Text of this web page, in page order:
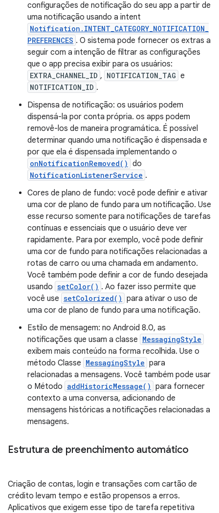
configurações de notificação do seu app a partir de
uma notificação usando a intent
Notification.INTENT_CATEGORY_NOTIFICATION_
PREFERENCES . O sistema pode fornecer os extras a
seguir com a intenção de filtrar as configurações
que o app precisa exibir para os usuários:
EXTRA_CHANNEL_ID , NOTIFICATION_TAG e
NOTIFICATION_ID .
Dispensa de notificação: os usuários podem
dispensá-la por conta própria. os apps podem
removê-los de maneira programática. É possível
determinar quando uma notificação é dispensada e
por que ela é dispensada implementando o
onNotificationRemoved() do
NotificationListenerService .
Cores de plano de fundo: você pode definir e ativar
uma cor de plano de fundo para um notificação. Use
esse recurso somente para notificações de tarefas
contínuas e essenciais que o usuário deve ver
rapidamente. Para por exemplo, você pode definir
uma cor de fundo para notificações relacionadas a
rotas de carro ou uma chamada em andamento.
Você também pode definir a cor de fundo desejada
usando setColor() . Ao fazer isso permite que
você use setColorized() para ativar o uso de
uma cor de plano de fundo para uma notificação.
Estilo de mensagem: no Android 8.0, as
notificações que usam a classe MessagingStyle
exibem mais conteúdo na forma recolhida. Use o
método Classe MessagingStyle para
relacionadas a mensagens. Você também pode usar
o Método addHistoricMessage() para fornecer
contexto a uma conversa, adicionando de
mensagens históricas a notificações relacionadas a
mensagens.
Estrutura de preenchimento automático
Criação de contas, login e transações com cartão de
crédito levam tempo e estão propensos a erros.
Aplicativos que exigem esse tipo de tarefa repetitiva